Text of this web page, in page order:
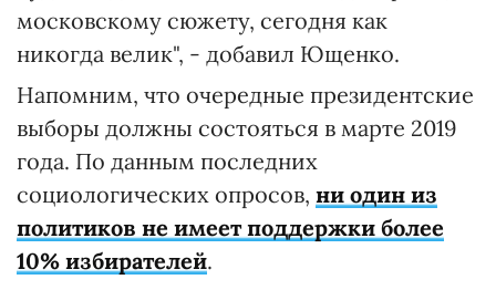
московскому сюжету, сегодня как
никогда велик", - добавил Ющенко.
Напомним, что очередные президентские
выборы должны состояться в марте 2019
года. По данным последних
социологических опросов, ни один из
политиков не имеет поддержки более
10% избирателей.